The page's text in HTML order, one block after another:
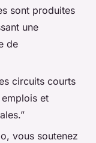
sont produites
une
de
circuits courts
et
vous soutenez